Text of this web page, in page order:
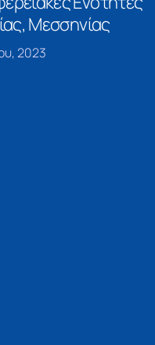
Μεσσηνίας
2023